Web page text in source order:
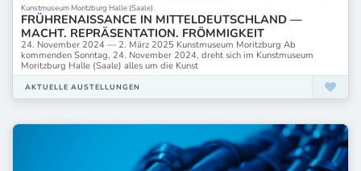
Kunstmuseum Moritzburg Halle (Saale)
FRÜHRENAISSANCE IN MITTELDEUTSCHLAND —
MACHT. REPRÄSENTATION. FRÖMMIGKEIT
24. November 2024 — 2. März 2025 Kunstmuseum Moritzburg Ab
kommenden Sonntag, 24. November 2024, dreht sich im Kunstmuseum
Moritzburg Halle (Saale) alles um die Kunst
AKTUELLE AUSTELLUNGEN